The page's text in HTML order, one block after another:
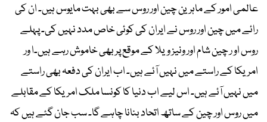
عالمی امور کے ماہرین چین اور روس سے بھی بہت مایوس ہیں۔ ان کی
رائے میں چین اور روس نے ایران کی کوئی خاص مدد نہیں کی۔ پہلے
روس او ر چین شام اور ونیز ویلا کے موقع پر بھی خاموش رہے ہیں۔ا ور
امریکا کے راستے میں نہیں آئے ہیں۔ اب ایران کی دفعہ بھی راستے
میں نہیں آئے ہیں۔ اس لیے اب دنیا کا کونسا ملک امریکا کے مقابلے
میں روس اور چین کے ساتھ اتحاد بنانا چاہے گا۔ سب جان گئے ہیں کہ